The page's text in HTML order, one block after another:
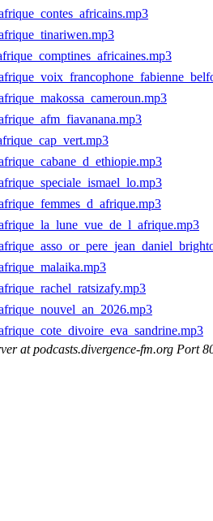
at podcasts.divergence-fm.org Port